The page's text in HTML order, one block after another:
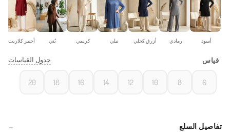
أسود رمادي أزرق كحلي نيلي كريمي بُني أحمر كلاريت
قياس جدول القياسات
6
8
10
12
14
16
18
20
تفاصيل السلع